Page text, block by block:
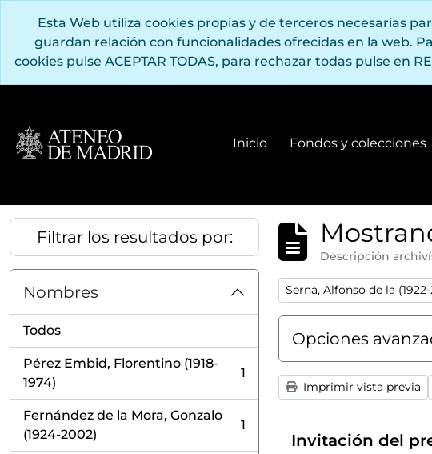
Esta Web utiliza cookies propias y de terceros necesarias
guardan relación con funcionalidades ofrecidas en la web.
cookies pulse ACEPTAR TODAS, para rechazar todas pulse en
Inicio Fondos y colecciones
Fondos y
Filtrar los resultados por:
Nombres
Todos
Pérez Embid, Florentino (1918-
1974)
, 1 resultados
1
Fernández de la Mora, Gonzalo
(1924-2002)
, 1 resultados
1
Descripción
Remove filter:
Serna, Alfonso de la
Opciones
Imprimir vista previa